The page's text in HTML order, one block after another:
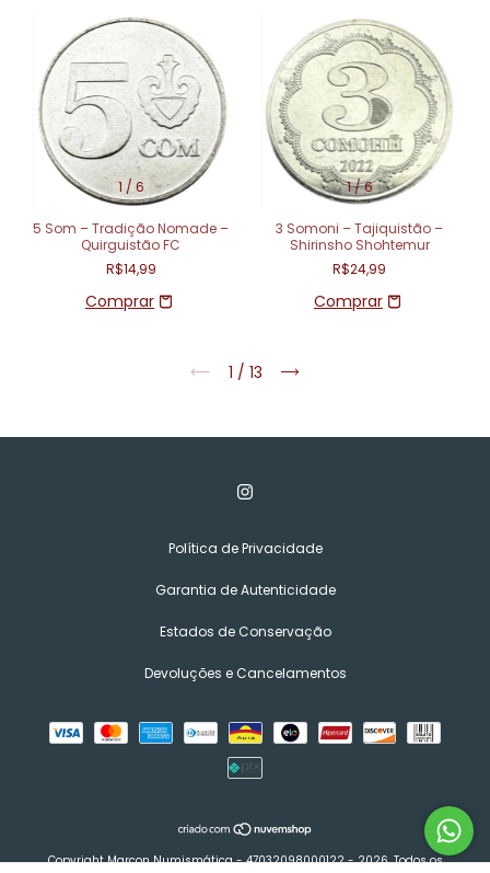
1 / 6
5 Som – Tradição Nomade –
Quirguistão FC
R$14,99
1/6
3 Somoni – Tajiquistão –
Shirinsho Shohtemur
R$24,99
1 / 13
Política de Privacidade
Garantia de Autenticidade
Estados de Conservação
Devoluções e Cancelamentos
Copyright Marcon Numismática - 47032098000122 - 2026. Todos os